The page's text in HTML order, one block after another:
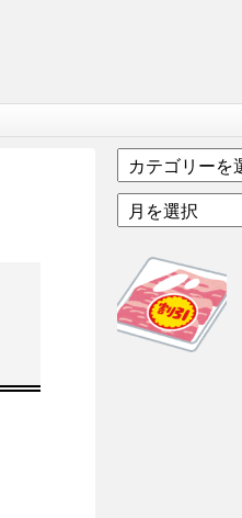
テ
ゴ
リ
ア
ー
ブ